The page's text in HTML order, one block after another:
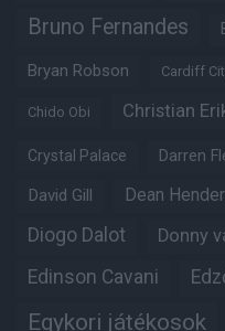
Bruno Fernandes
Bryan Robson Cardiff
Chido Obi Christian
Crystal Palace Darren
David Gill Dean
Diogo Dalot Donny
Edinson Cavani
Egykori játékosok